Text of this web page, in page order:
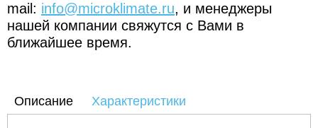
mail: info@microklimate.ru, и менеджеры
нашей компании свяжутся с Вами в
ближайшее время.
Описание Характеристики